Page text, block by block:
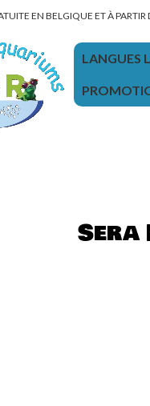
EN BELGIQUE ET À
LANGUES
Sera